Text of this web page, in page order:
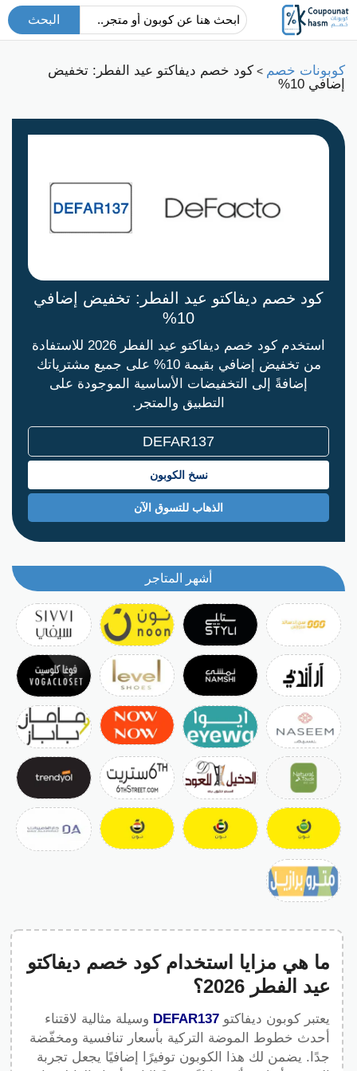
البحث
كوبونات خصم > كود خصم ديفاكتو عيد الفطر: تخفيض
إضافي 10%
كود خصم ديفاكتو عيد الفطر: تخفيض إضافي
10%
استخدم كود خصم ديفاكتو عيد الفطر 2026 للاستفادة
من تخفيض إضافي بقيمة 10% على جميع مشترياتك
إضافةً إلى التخفيضات الأساسية الموجودة على
التطبيق والمتجر.
نسخ الكوبون
الذهاب للتسوق الآن
أشهر المتاجر
ما هي مزايا استخدام كود خصم ديفاكتو
عيد الفطر 2026؟
يعتبر كوبون ديفاكتوDEFAR137 وسيلة مثالية لاقتناء
أحدث خطوط الموضة التركية بأسعار تنافسية ومخفّضة
جدًا. يضمن لك هذا الكوبون توفيرًا إضافيًا يجعل تجربة